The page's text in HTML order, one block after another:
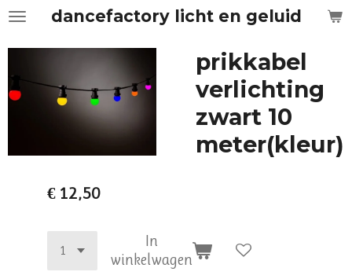
Ga
hoofdinhoud
dancefactory licht en geluid
prikkabel
verlichting
zwart 10
meter(kleur)
€ 12,50
In
winkelwagen